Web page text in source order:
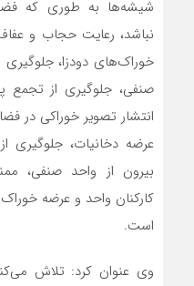
شیشه‌ها به طوری که
نباشد، رعایت حجاب و
خوراک‌های دودزا،
صنفی، جلوگیری از تجمع
انتشار تصویر خوراکی در
عرضه دخانیات، جلوگیری
بیرون از واحد صنفی،
کارکنان واحد و عرضه
است.
وی عنوان کرد: تلاش